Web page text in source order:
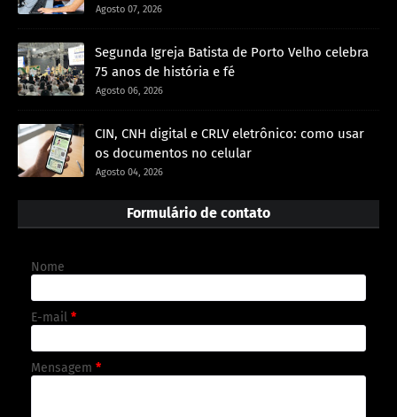
Agosto 07, 2026
Segunda Igreja Batista de Porto Velho celebra
75 anos de história e fé
Agosto 06, 2026
CIN, CNH digital e CRLV eletrônico: como usar
os documentos no celular
Agosto 04, 2026
Formulário de contato
Nome
E-mail *
Mensagem *